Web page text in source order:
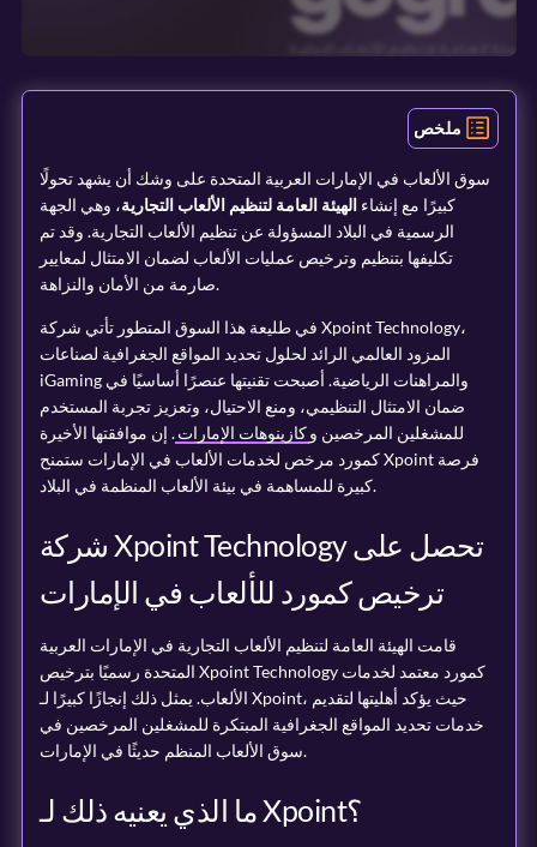
ملخص
سوق الألعاب في الإمارات العربية المتحدة على وشك أن يشهد تحولًا
كبيرًا مع إنشاءالهيئة العامة لتنظيم الألعاب التجارية، وهي الجهة
الرسمية في البلاد المسؤولة عن تنظيم الألعاب التجارية. وقد تم
تكليفها بتنظيم وترخيص عمليات الألعاب لضمان الامتثال لمعايير
صارمة من الأمان والنزاهة.
في طليعة هذا السوق المتطور تأتي شركة Xpoint Technology،
المزود العالمي الرائد لحلول تحديد المواقع الجغرافية لصناعات
iGaming والمراهنات الرياضية. أصبحت تقنيتها عنصرًا أساسيًا في
ضمان الامتثال التنظيمي، ومنع الاحتيال، وتعزيز تجربة المستخدم
للمشغلين المرخصين و كازينوهات الإمارات . إن موافقتها الأخيرة
كمورد مرخص لخدمات الألعاب في الإمارات ستمنح Xpoint فرصة
كبيرة للمساهمة في بيئة الألعاب المنظمة في البلاد.
شركة Xpoint Technology تحصل على
ترخيص كمورد للألعاب في الإمارات
قامت الهيئة العامة لتنظيم الألعاب التجارية في الإمارات العربية
المتحدة رسميًا بترخيص Xpoint Technology كمورد معتمد لخدمات
الألعاب. يمثل ذلك إنجازًا كبيرًا لـ Xpoint، حيث يؤكد أهليتها لتقديم
خدمات تحديد المواقع الجغرافية المبتكرة للمشغلين المرخصين في
سوق الألعاب المنظم حديثًا في الإمارات.
ما الذي يعنيه ذلك لـ Xpoint؟